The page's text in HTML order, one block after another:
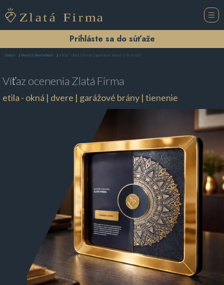
Prihláste sa do súťaže
Domov Montáž okien Sabinov etila - okná | dvere | garážové brány | tienenie
Víťaz ocenenia Zlatá Firma
etila - okná | dvere | garážové brány | tienenie